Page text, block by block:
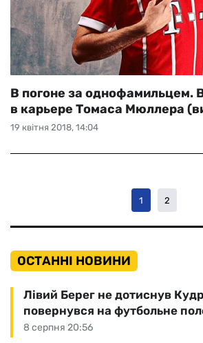
19 квітня 2018, 14:04
В погоне за однофамильцем.
в карьере Томаса Мюллера
1 2
ОСТАННІ НОВИНИ
8 серпня 20:56
Лівий Берег не дотиснув
повернувся на футбольне